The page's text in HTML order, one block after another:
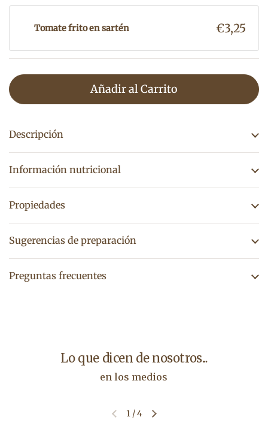
Tomate frito en sartén €3,25
Añadir al Carrito
Descripción
Información nutricional
Propiedades
Sugerencias de preparación
Preguntas frecuentes
Lo que dicen de nosotros...
en los medios
Diapositiva anteriorSiguiente diapositiva
1 /4